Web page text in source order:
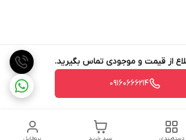
از قیمت و موجودی تماس بگیرید.
09160666214